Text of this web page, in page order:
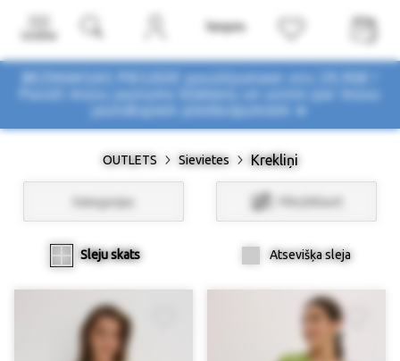
BEZMAKSAS PIEGĀDE pasūtījumiem virs 29,90€ !
Pasūti mūsu jaunumu biļetenu un uzzini par mūsu
OUTLETS Sievietes Krekliņi
Kategorijas Filtri/Atlasīt
Sleju skats Atsevišķa sleja